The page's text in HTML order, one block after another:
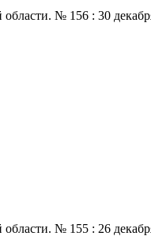
№ 156 : 30
№ 155 : 26